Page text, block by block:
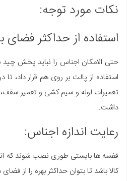
نکات مورد توجه:
استفاده از حداکثر فضای
حتی الامکان اجناس را نباید پخش چید
استفاده از پالت بر روی هم قرار داد،
تعمیرات لوله و سیم کشی و تعمیر سقف،
داشت.
رعایت اندازه اجناس:
قفسه ها بایستی طوری نصب شوند که
کالا باشد تا بتوان حداکثر بهره را از